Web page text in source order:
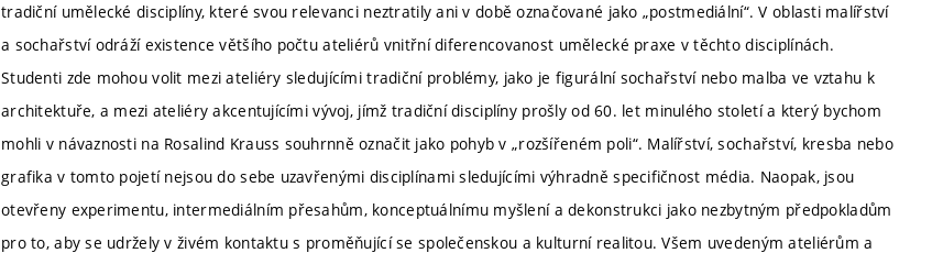
tradiční umělecké disciplíny, které svou relevanci neztratily ani v době označované jako „postmediální“. V oblasti malířství
a sochařství odráží existence většího počtu ateliérů vnitřní diferencovanost umělecké praxe v těchto disciplínách.
Studenti zde mohou volit mezi ateliéry sledujícími tradiční problémy, jako je figurální sochařství nebo malba ve vztahu k
architektuře, a mezi ateliéry akcentujícími vývoj, jímž tradiční disciplíny prošly od 60. let minulého století a který bychom
mohli v návaznosti na Rosalind Krauss souhrnně označit jako pohyb v „rozšířeném poli“. Malířství, sochařství, kresba nebo
grafika v tomto pojetí nejsou do sebe uzavřenými disciplínami sledujícími výhradně specifičnost média. Naopak, jsou
otevřeny experimentu, intermediálním přesahům, konceptuálnímu myšlení a dekonstrukci jako nezbytným předpokladům
pro to, aby se udržely v živém kontaktu s proměňující se společenskou a kulturní realitou. Všem uvedeným ateliérům a